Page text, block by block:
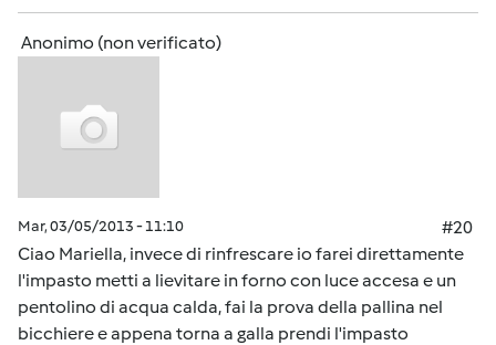
Anonimo (non verificato)
Mar, 03/05/2013 - 11:10
#20
Ciao Mariella, invece di rinfrescare io farei direttamente
l'impasto metti a lievitare in forno con luce accesa e un
pentolino di acqua calda, fai la prova della pallina nel
bicchiere e appena torna a galla prendi l'impasto